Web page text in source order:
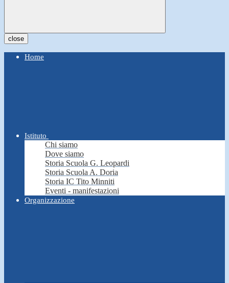
close
Home
Istituto
Chi siamo
Dove siamo
Storia Scuola G. Leopardi
Storia Scuola A. Doria
Storia IC Tito Minniti
Eventi - manifestazioni
Organizzazione